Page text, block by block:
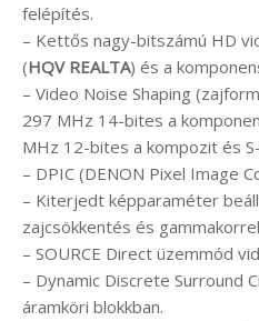
felépítés.
– Kettős nagy-bitszámú HD
(HQV REALTA) és a
– Video Noise Shaping
297 MHz 14-bites a
MHz 12-bites a kompozit és
– DPIC (DENON Pixel Image
– Kiterjedt képparaméter
zajcsökkentés és
– SOURCE Direct üzemmód
– Dynamic Discrete Surround
áramköri blokkban.